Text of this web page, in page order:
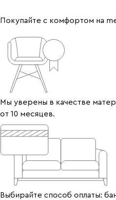
Покупайте с комфортом на
Мы уверены в качестве
от 10 месяцев.
Выбирайте способ оплаты: